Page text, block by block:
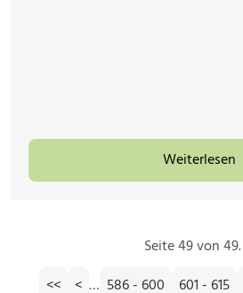
Weiterlesen
Seite 49 von 49.
<<
< … 586 - 600 601 - 615